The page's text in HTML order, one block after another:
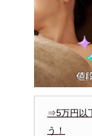
⇒5万円以
う！